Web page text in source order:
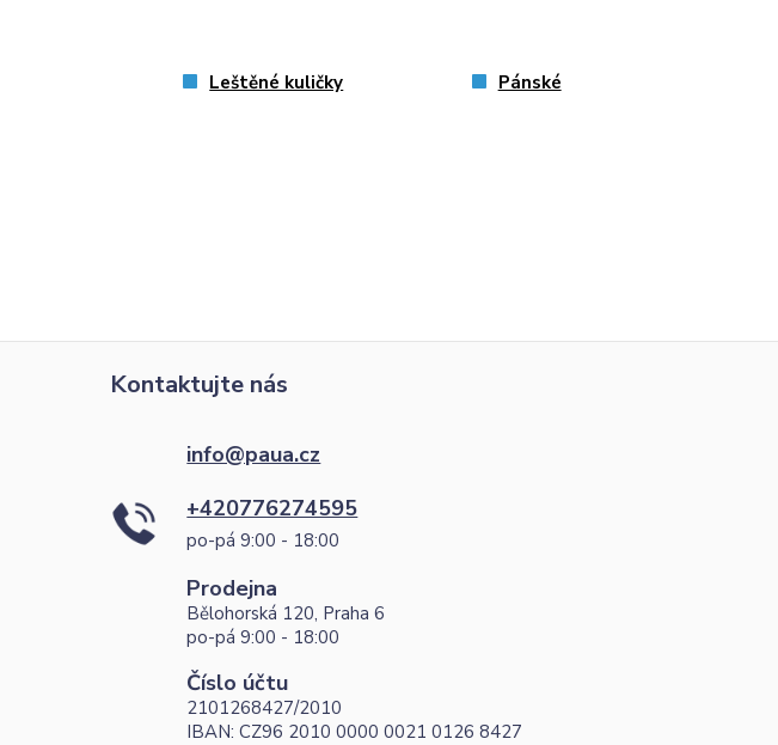
Leštěné kuličky
Pánské
Kontaktujte nás
info@paua.cz
+420776274595
po-pá 9:00 - 18:00
Prodejna
Bělohorská 120, Praha 6
po-pá 9:00 - 18:00
Číslo účtu
2101268427/2010
IBAN: CZ96 2010 0000 0021 0126 8427